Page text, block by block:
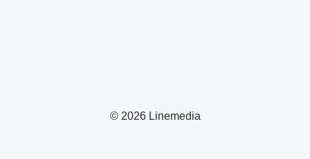
© 2026 Linemedia